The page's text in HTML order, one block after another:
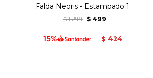
Falda Neoris - Estampado 1
$ 1.299 $ 499
$ 424